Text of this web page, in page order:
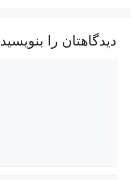
دیدگاهتان را بنویسید